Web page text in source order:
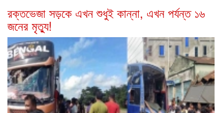
রক্তভেজা সড়কে এখন শুধুই কান্না, এখন পর্যন্ত ১৬
জনের মৃত্যু!